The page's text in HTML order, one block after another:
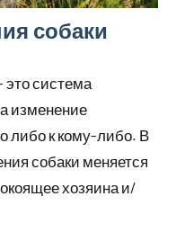
собаки
это система
изменение
либо к кому-либо. В
собаки меняется
хозяина и/